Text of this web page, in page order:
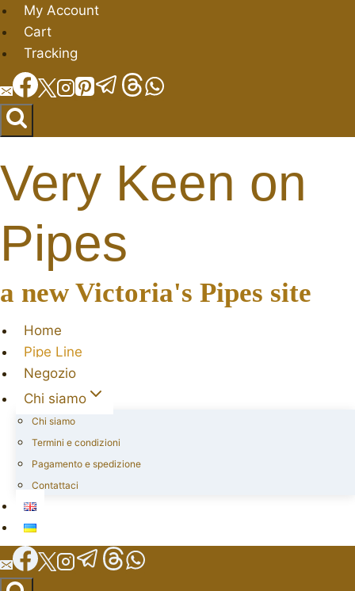
Salta
al
contenuto
My Account
Cart
Tracking
Very Keen on
Pipes
a new Victoria's Pipes site
Home
Pipe Line
Negozio
Chi siamo
Chi siamo
Termini e condizioni
Pagamento e spedizione
Contattaci